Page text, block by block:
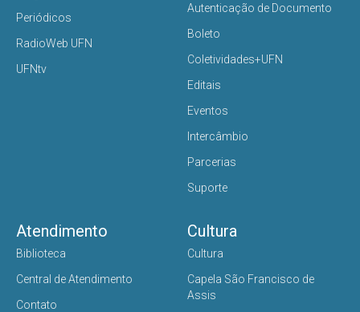
Periódicos
RadioWeb UFN
UFNtv
Autenticação de Documento
Boleto
Coletividades+UFN
Editais
Eventos
Intercâmbio
Parcerias
Suporte
Atendimento
Biblioteca
Central de Atendimento
Contato
Cultura
Cultura
Capela São Francisco de
Assis